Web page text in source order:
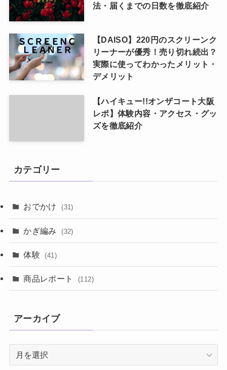
法・届くまでの日数を徹底紹介
【DAISO】220円のスクリーンク
リーナーが優秀！売り切れ続出？
実際に使ってわかったメリット・
デメリット
【ハイキュー!!オンザコート大阪
レポ】体験内容・アクセス・グッ
ズを徹底紹介
カテゴリー
おでかけ (31)
かぎ編み (32)
体験 (41)
商品レポート (112)
アーカイブ